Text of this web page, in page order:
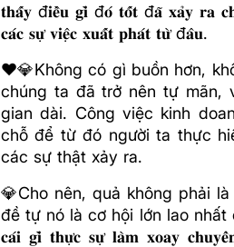
𝐭𝐡𝐚̂́𝐲 đ𝐢𝐞̂̀𝐮 𝐠𝐢̀ đ𝐨́ 𝐭𝐨̂́𝐭 đ𝐚̃ 𝐱𝐚̉𝐲 𝐫𝐚
𝐜𝐚́𝐜 𝐬𝐮̛̣ 𝐯𝐢𝐞̣̂𝐜 𝐱𝐮𝐚̂́𝐭 𝐩𝐡𝐚́𝐭 𝐭𝐮̛̀ đ𝐚̂𝐮.
❤️💎Không có gì buồn hơn,
chúng ta đã trở nên tự mãn,
gian dài. Công việc kinh
chỗ để từ đó người ta thực
các sự thật xảy ra.
💎Cho nên, quả không phải
đề tự nó là cơ hội lớn lao nhất
𝐜𝐚́𝐢 𝐠𝐢̀ 𝐭𝐡𝐮̛̣𝐜 𝐬𝐮̛̣ 𝐥𝐚̀𝐦 𝐱𝐨𝐚𝐲